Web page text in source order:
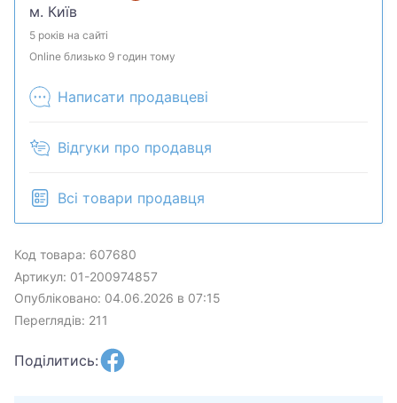
м. Київ
5 років на сайті
Online близько 9 годин тому
Написати продавцеві
Відгуки про продавця
Всі товари продавця
Код товара: 607680
Артикул: 01-200974857
Опубліковано: 04.06.2026 в 07:15
Переглядів: 211
Поділитись: